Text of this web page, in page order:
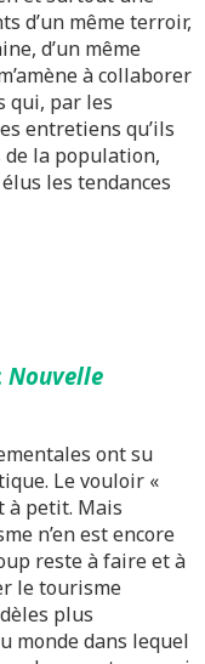
d’un même terroir,
d’un même
à collaborer
qui, par les
entretiens qu’ils
de la population,
les tendances
Nouvelle
ont su
Le vouloir «
à petit. Mais
n’en est encore
reste à faire et à
le tourisme
plus
monde dans lequel